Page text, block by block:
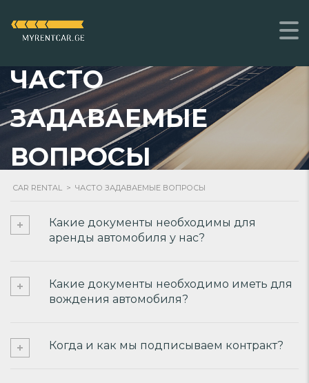
ЧАСТО
ЗАДАВАЕМЫЕ
ВОПРОСЫ
CAR RENTAL > ЧАСТО ЗАДАВАЕМЫЕ ВОПРОСЫ
Какие документы необходимы для
аренды автомобиля у нас?
Какие документы необходимо иметь для
вождения автомобиля?
Когда и как мы подписываем контракт?